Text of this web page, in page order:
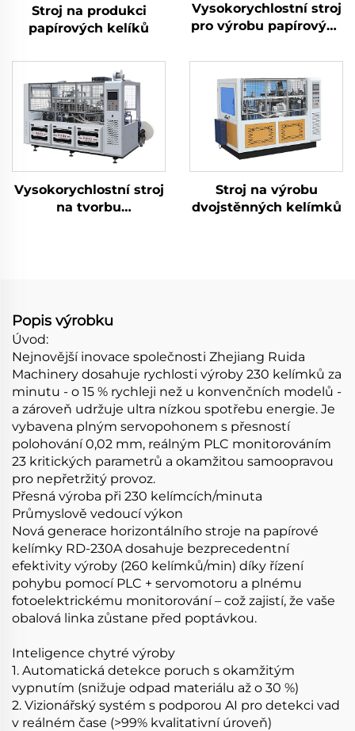
Stroj na produkci
papírových kelíků
Vysokorychlostní stroj
pro výrobu papírových
Vysokorychlostní stroj
na tvorbu
Stroj na výrobu
dvojstěnných kelímků
Popis výrobku
Úvod:
Nejnovější inovace společnosti Zhejiang Ruida
Machinery dosahuje rychlosti výroby 230 kelímků za
minutu - o 15 % rychleji než u konvenčních modelů -
a zároveň udržuje ultra nízkou spotřebu energie. Je
vybavena plným servopohonem s přesností
polohování 0,02 mm, reálným PLC monitorováním
23 kritických parametrů a okamžitou samoopravou
pro nepřetržitý provoz.
Přesná výroba při 230 kelímcích/minuta
Průmyslově vedoucí výkon
Nová generace horizontálního stroje na papírové
kelímky RD-230A dosahuje bezprecedentní
efektivity výroby (260 kelímků/min) díky řízení
pohybu pomocí PLC + servomotoru a plnému
fotoelektrickému monitorování – což zajistí, že vaše
obalová linka zůstane před poptávkou.
Inteligence chytré výroby
1. Automatická detekce poruch s okamžitým
vypnutím (snižuje odpad materiálu až o 30 %)
2. Vizionářský systém s podporou AI pro detekci vad
v reálném čase (>99% kvalitativní úroveň)